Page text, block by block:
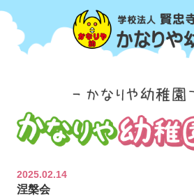
2025.02.14
涅槃会